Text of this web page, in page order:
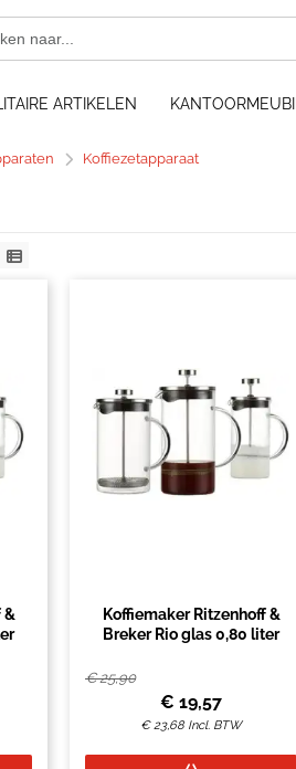
ARTIKELEN
Koffiezetapparaat
&
Koffiemaker Ritzenhoff &
Breker Rio glas 0,80 liter
€25,90
€ 19,57
€23,68 Incl. BTW